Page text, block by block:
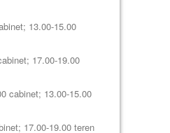
13.00-15.00
17.00-19.00
cabinet; 13.00-15.00
17.00-19.00 teren